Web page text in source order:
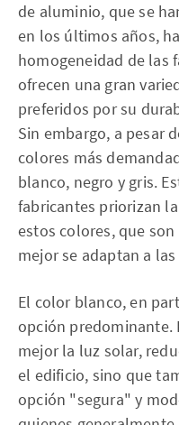
de aluminio, que se
en los últimos años,
homogeneidad de las
ofrecen una gran
preferidos por su
Sin embargo, a pesar
colores más
blanco, negro y gris.
fabricantes priorizan
estos colores, que
mejor se adaptan a
El color blanco, en
opción predominante.
mejor la luz solar,
el edificio, sino que
opción "segura" y